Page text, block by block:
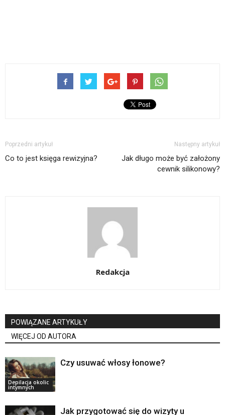
Poprzedni artykuł
Co to jest księga rewizyjna?
Następny artykuł
Jak długo może być założony
cewnik silikonowy?
Redakcja
POWIĄZANE ARTYKUŁY
WIĘCEJ OD AUTORA
Depilacja okolic
intymnych
Czy usuwać włosy łonowe?
Jak przygotować się do wizyty u